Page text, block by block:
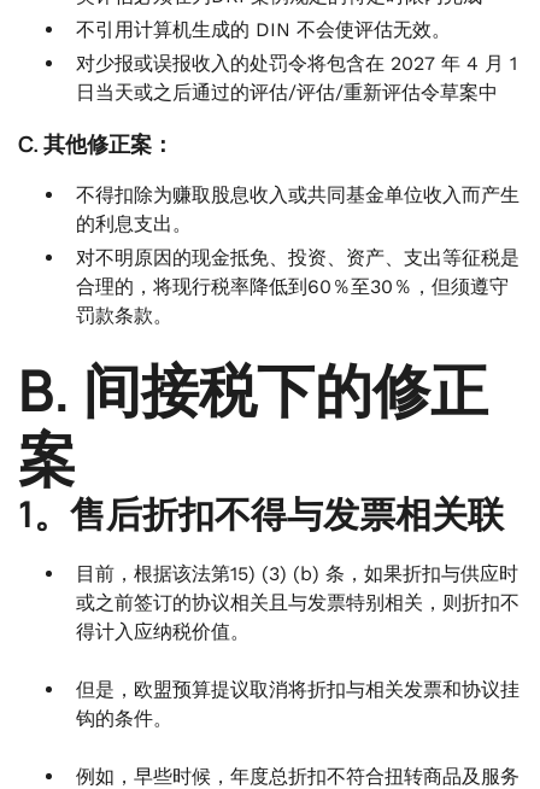
不引用计算机生成的 DIN 不会使评估无效。
对少报或误报收入的处罚令将包含在 2027 年 4 月 1
日当天或之后通过的评估/评估/重新评估令草案中
C. 其他修正案：
不得扣除为赚取股息收入或共同基金单位收入而产生
的利息支出。
对不明原因的现金抵免、投资、资产、支出等征税是
合理的，将现行税率降低到60％至30％，但须遵守
罚款条款。
B. 间接税下的修正
案
1。售后折扣不得与发票相关联
目前，根据该法第15) (3) (b) 条，如果折扣与供应时
或之前签订的协议相关且与发票特别相关，则折扣不
得计入应纳税价值。
但是，欧盟预算提议取消将折扣与相关发票和协议挂
钩的条件。
例如，早些时候，年度总折扣不符合扭转商品及服务